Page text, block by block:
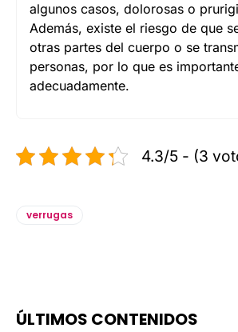
algunos casos, dolorosas o
Además, existe el riesgo de que
otras partes del cuerpo o se
personas, por lo que es
adecuadamente.
4.3/5 - (3
verrugas
ÚLTIMOS CONTENIDOS